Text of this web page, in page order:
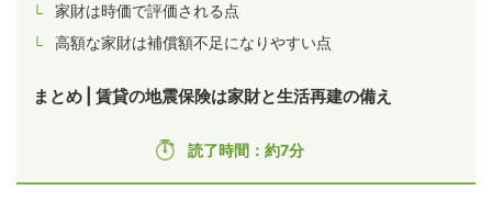
家財は時価で評価される点
高額な家財は補償額不足になりやすい点
まとめ | 賃貸の地震保険は家財と生活再建の備え
読了時間：約7分